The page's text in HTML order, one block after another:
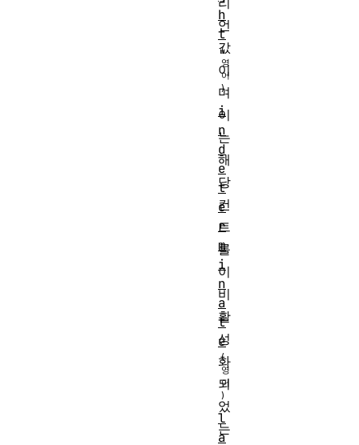
언
값
이
며
이
는
해
당
컨
트
롤
이
비
활
성
화
되
었
는
h
t
i
n
d
e
t
e
r
m
i
n
a
t
e
l
a